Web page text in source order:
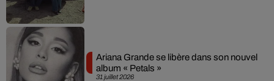
31 juillet 2026
Ariana Grande se libère dans son nouvel
album « Petals »